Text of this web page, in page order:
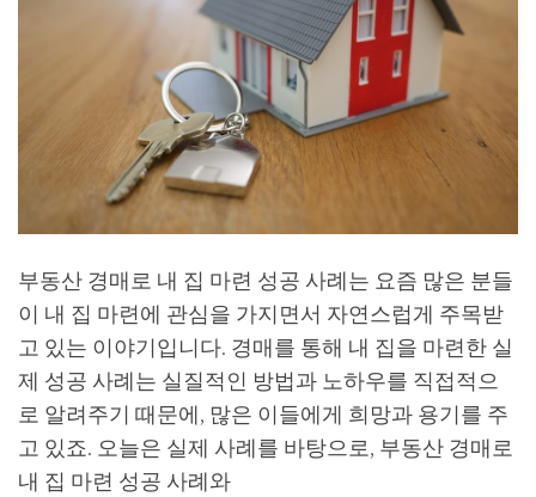
부동산 경매로 내 집 마련 성공 사례는 요즘 많은 분들
이 내 집 마련에 관심을 가지면서 자연스럽게 주목받
고 있는 이야기입니다. 경매를 통해 내 집을 마련한 실
제 성공 사례는 실질적인 방법과 노하우를 직접적으
로 알려주기 때문에, 많은 이들에게 희망과 용기를 주
고 있죠. 오늘은 실제 사례를 바탕으로, 부동산 경매로
내 집 마련 성공 사례와